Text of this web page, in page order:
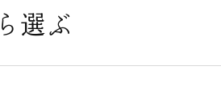
選ぶ